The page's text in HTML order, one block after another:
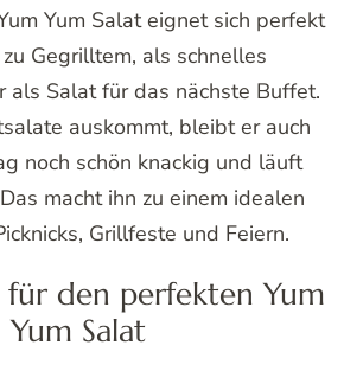
Yum Salat eignet sich perfekt
Gegrilltem, als schnelles
als Salat für das nächste Buffet.
auskommt, bleibt er auch
noch schön knackig und läuft
macht ihn zu einem idealen
Grillfeste und Feiern.
den perfekten Yum
Yum Salat